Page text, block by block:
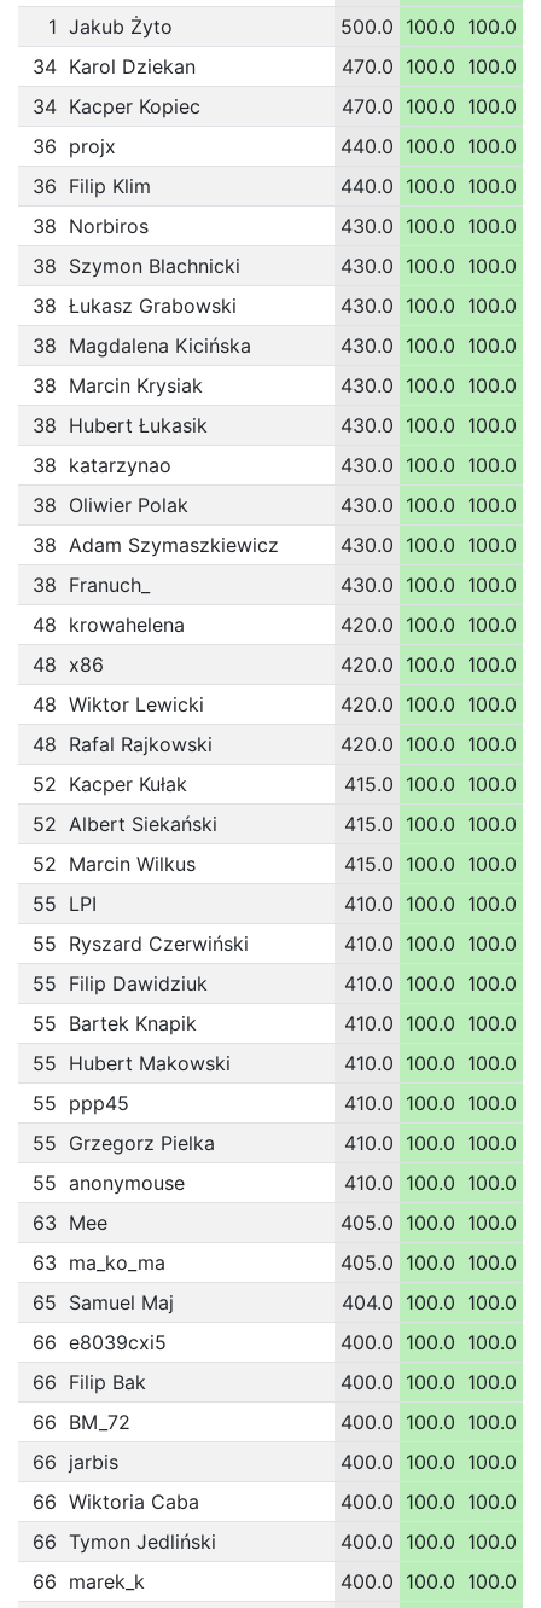
1 Jakub Żyto 500.0 100.0 100.0
34 Karol Dziekan 470.0 100.0 100.0
34 Kacper Kopiec 470.0 100.0 100.0
36 projx 440.0 100.0 100.0
36 Filip Klim 440.0 100.0 100.0
38 Norbiros 430.0 100.0 100.0
38 Szymon Blachnicki 430.0 100.0 100.0
38 Łukasz Grabowski 430.0 100.0 100.0
38 Magdalena Kicińska 430.0 100.0 100.0
38 Marcin Krysiak 430.0 100.0 100.0
38 Hubert Łukasik 430.0 100.0 100.0
38 katarzynao 430.0 100.0 100.0
38 Oliwier Polak 430.0 100.0 100.0
38 Adam Szymaszkiewicz 430.0 100.0 100.0
38 Franuch_ 430.0 100.0 100.0
48 krowahelena 420.0 100.0 100.0
48 x86 420.0 100.0 100.0
48 Wiktor Lewicki 420.0 100.0 100.0
48 Rafal Rajkowski 420.0 100.0 100.0
52 Kacper Kułak 415.0 100.0 100.0
52 Albert Siekański 415.0 100.0 100.0
52 Marcin Wilkus 415.0 100.0 100.0
55 LPI 410.0 100.0 100.0
55 Ryszard Czerwiński 410.0 100.0 100.0
55 Filip Dawidziuk 410.0 100.0 100.0
55 Bartek Knapik 410.0 100.0 100.0
55 Hubert Makowski 410.0 100.0 100.0
55 ppp45 410.0 100.0 100.0
55 Grzegorz Pielka 410.0 100.0 100.0
55 anonymouse 410.0 100.0 100.0
63 Mee 405.0 100.0 100.0
63 ma_ko_ma 405.0 100.0 100.0
65 Samuel Maj 404.0 100.0 100.0
66 e8039cxi5 400.0 100.0 100.0
66 Filip Bak 400.0 100.0 100.0
66 BM_72 400.0 100.0 100.0
66 jarbis 400.0 100.0 100.0
66 Wiktoria Caba 400.0 100.0 100.0
66 Tymon Jedliński 400.0 100.0 100.0
66 marek_k 400.0 100.0 100.0